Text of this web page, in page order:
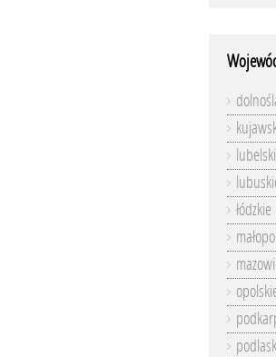
łódzkie